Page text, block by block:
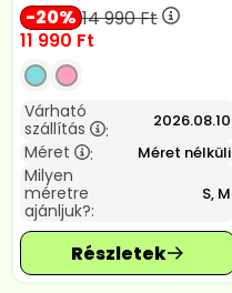
20 14 990Ft
11 990 Ft
Várható
szállítás
: 2026.08.10
Méret : Méret nélküli
Milyen
méretre
ajánljuk?:
S, M